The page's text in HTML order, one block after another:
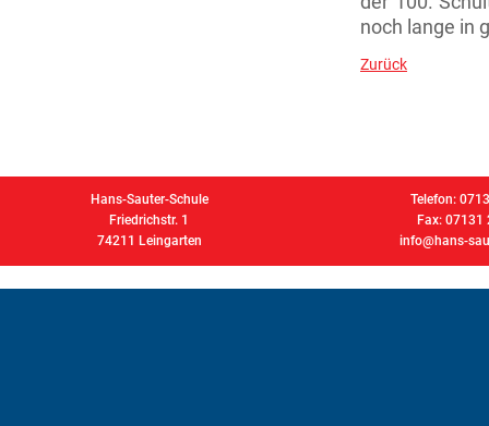
noch lange in
Zurück
Hans-Sauter-Schule
Friedrichstr. 1
74211 Leingarten
Telefon:
Fax: 07131
info@hans-